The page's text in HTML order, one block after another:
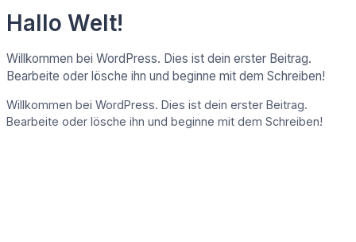
Hallo Welt!
Willkommen bei WordPress. Dies ist dein erster Beitrag.
Bearbeite oder lösche ihn und beginne mit dem Schreiben!
Willkommen bei WordPress. Dies ist dein erster Beitrag.
Bearbeite oder lösche ihn und beginne mit dem Schreiben!